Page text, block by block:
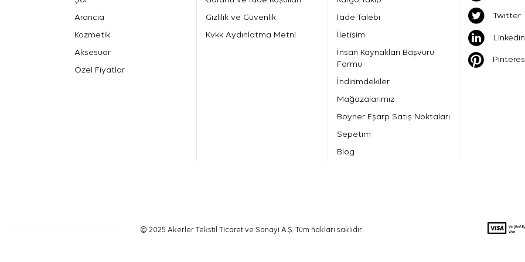
Arancia
Kozmetik
Aksesuar
Özel Fiyatlar
Gizlilik ve Güvenlik
Kvkk Aydınlatma Metni
İade Talebi
İletişim
İnsan Kaynakları Başvuru
Formu
İndirimdekiler
Mağazalarımız
Boyner Eşarp Satış Noktaları
Sepetim
Blog
Twitter
Linkedin
© 2025 Akerler Tekstil Ticaret ve Sanayi A.Ş. Tüm hakları saklıdır.